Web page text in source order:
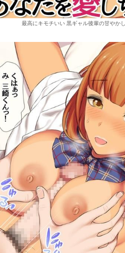
最高にキモチいい 黒ギャル後輩の甘やか